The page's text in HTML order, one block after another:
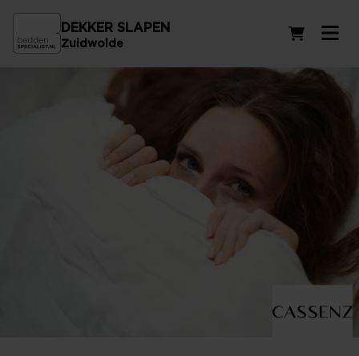
DEKKER SLAPEN
Zuidwolde